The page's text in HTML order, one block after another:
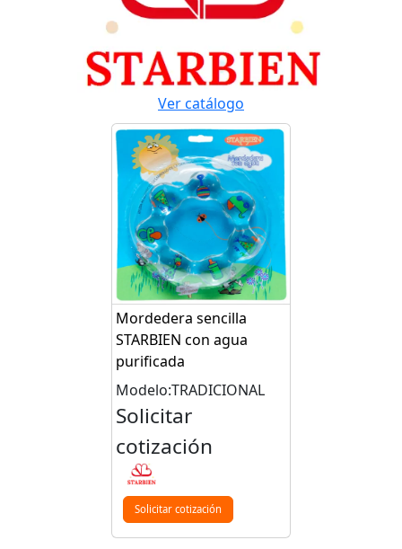
Ver catálogo
Mordedera sencilla
STARBIEN con agua
purificada
Modelo:TRADICIONAL
Solicitar
cotización
Solicitar cotización